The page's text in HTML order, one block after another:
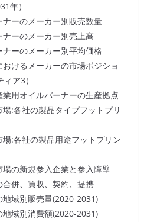
年）
ナーのメーカー別販売数量
ナーのメーカー別売上高
ナーのメーカー別平均価格
けるメーカーの市場ポジショ
ア3）
業用オイルバーナーの生産拠点
場:各社の製品タイプフットプリ
場:各社の製品用途フットプリン
場の新規参入企業と参入障壁
合併、買収、契約、提携
地域別販売量(2020-2031)
地域別消費額(2020-2031)